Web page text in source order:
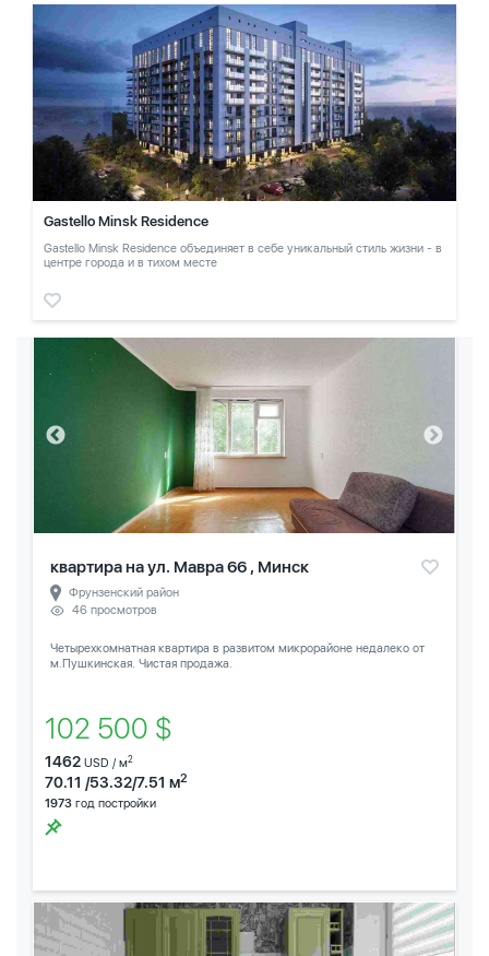
Gastello Minsk Residence
Gastello Minsk Residence объединяет в себе уникальный стиль жизни - в
центре города и в тихом месте
квартира на ул. Мавра 66 , Минск
Фрунзенский район
46 просмотров
Четырехкомнатная квартира в развитом микрорайоне недалеко от
м.Пушкинская. Чистая продажа.
102 500 $
1462 USD / м2
70.11 /53.32/7.51 м2
1973 год постройки